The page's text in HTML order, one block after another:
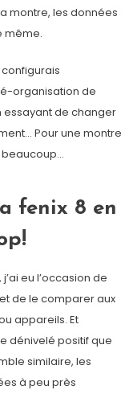
montre, les données
même.
organisation de
essayant de changer
Pour une montre
beaucoup…
fenix 8 en
eu l’occasion de
de le comparer aux
appareils. Et
dénivelé positif que
similaire, les
à peu près